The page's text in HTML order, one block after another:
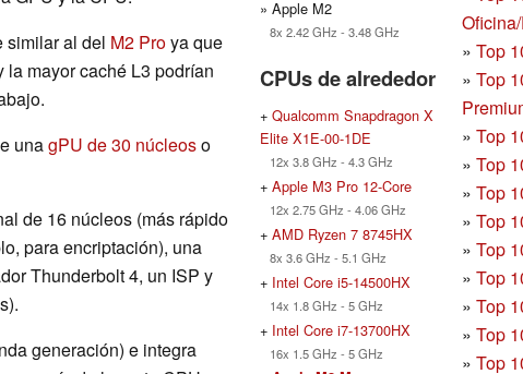
similar al del M2 Proya que
mayor caché L3 podrían
unagPU de 30 núcleoso
de 16 núcleos (más rápido
para encriptación), una
Thunderbolt 4, un ISP y
generación) e integra
» Apple M2
8x 2.42 GHz - 3.48 GHz
CPUs de alrededor
+ Qualcomm Snapdragon X
Elite X1E-00-1DE
12x 3.8 GHz - 4.3 GHz
+ Apple M3 Pro 12-Core
12x 2.75 GHz - 4.06 GHz
+ AMD Ryzen 7 8745HX
8x 3.6 GHz - 5.1 GHz
+ Intel Core i5-14500HX
14x 1.8 GHz - 5 GHz
+ Intel Core i7-13700HX
16x 1.5 GHz - 5 GHz
» Top
» Top
» Top
» Top
» Top
» Top
» Top
» Top
» Top
» Top
» Top